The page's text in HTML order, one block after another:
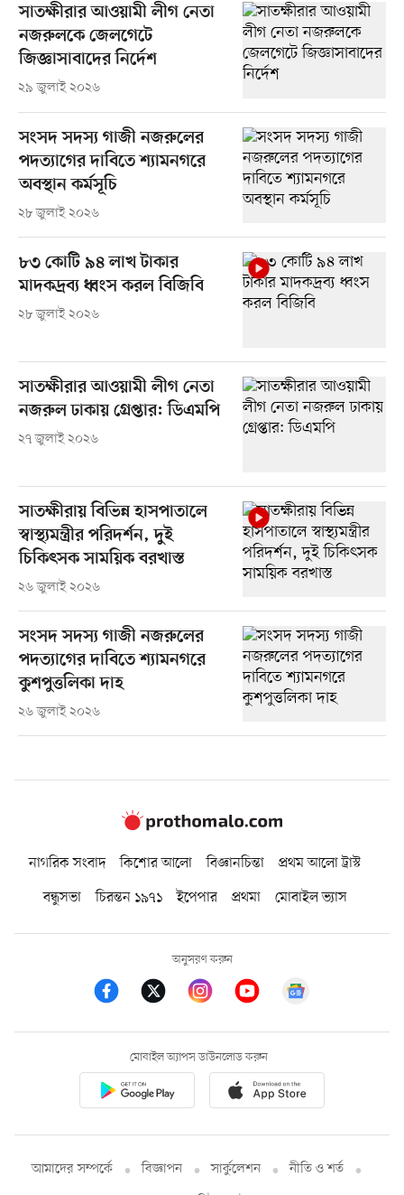
সাতক্ষীরার আওয়ামী লীগ নেতা
নজরুলকে জেলগেটে
জিজ্ঞাসাবাদের নির্দেশ
২৯ জুলাই ২০২৬
সংসদ সদস্য গাজী নজরুলের
পদত্যাগের দাবিতে শ্যামনগরে
অবস্থান কর্মসূচি
২৮ জুলাই ২০২৬
৮৩ কোটি ৯৪ লাখ টাকার
মাদকদ্রব্য ধ্বংস করল বিজিবি
২৮ জুলাই ২০২৬
সাতক্ষীরার আওয়ামী লীগ নেতা
নজরুল ঢাকায় গ্রেপ্তার: ডিএমপি
২৭ জুলাই ২০২৬
সাতক্ষীরায় বিভিন্ন হাসপাতালে
স্বাস্থ্যমন্ত্রীর পরিদর্শন, দুই
চিকিৎসক সাময়িক বরখাস্ত
২৬ জুলাই ২০২৬
সংসদ সদস্য গাজী নজরুলের
পদত্যাগের দাবিতে শ্যামনগরে
কুশপুত্তলিকা দাহ
২৬ জুলাই ২০২৬
নাগরিক সংবাদ কিশোর আলো বিজ্ঞানচিন্তা
প্রথম আলো ট্রাস্ট
বন্ধুসভা
চিরন্তন ১৯৭১ ইপেপার প্রথমা মোবাইল ভ্যাস
অনুসরণ করুন
মোবাইল অ্যাপস ডাউনলোড করুন
আমাদের সম্পর্কে বিজ্ঞাপন সার্কুলেশন
নীতি ও শর্ত